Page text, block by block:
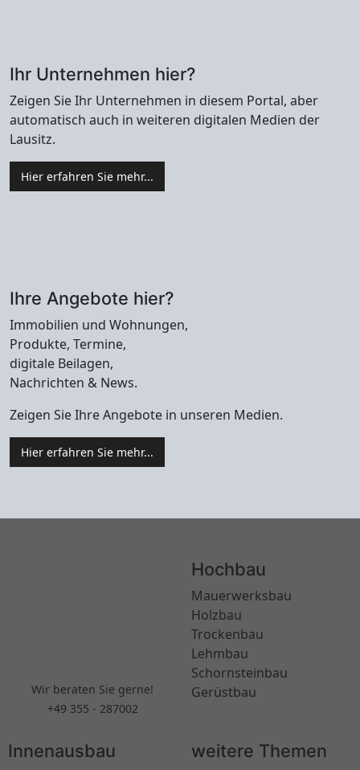
Ihr Unternehmen hier?
Zeigen Sie Ihr Unternehmen in diesem Portal, aber
automatisch auch in weiteren digitalen Medien der
Lausitz.
Hier erfahren Sie mehr...
Ihre Angebote hier?
Immobilien und Wohnungen,
Produkte, Termine,
digitale Beilagen,
Nachrichten & News.
Zeigen Sie Ihre Angebote in unseren Medien.
Hier erfahren Sie mehr...
Wir beraten Sie gerne!
+49 355 - 287002
Hochbau
Mauerwerksbau
Holzbau
Trockenbau
Lehmbau
Schornsteinbau
Gerüstbau
Innenausbau weitere Themen